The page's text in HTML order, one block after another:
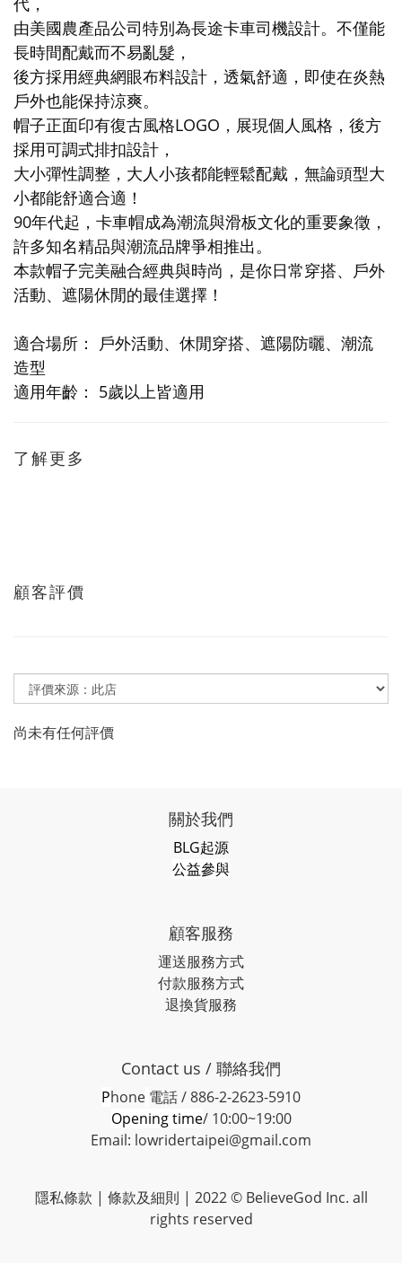
由美國農產品公司特別為長途卡車司機設計。不僅能
長時間配戴而不易亂髮，
後方採用經典網眼布料設計，透氣舒適，即使在炎熱
戶外也能保持涼爽。
帽子正面印有復古風格LOGO，展現個人風格，後方
採用可調式排扣設計，
大小彈性調整，大人小孩都能輕鬆配戴，無論頭型大
小都能舒適合適！
90年代起，卡車帽成為潮流與滑板文化的重要象徵，
許多知名精品與潮流品牌爭相推出。
本款帽子完美融合經典與時尚，是你日常穿搭、戶外
活動、遮陽休閒的最佳選擇！
適合場所： 戶外活動、休閒穿搭、遮陽防曬、潮流
造型
適用年齡： 5歲以上皆適用
了解更多
顧客評價
尚未有任何評價
關於我們
BLG起源
公益參與
顧客服務
運送服務方式
付款服務方式
退換貨服務
Contact us / 聯絡我們
Phone 電話 / 886-2-2623-5910
Opening time/ 10:00~19:00
Email: lowridertaipei@gmail.com
隱私條款 | 條款及細則 | 2022 © BelieveGod Inc. all
rights reserved